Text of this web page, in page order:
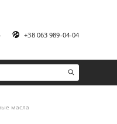
+38 063 989-04-04
масла